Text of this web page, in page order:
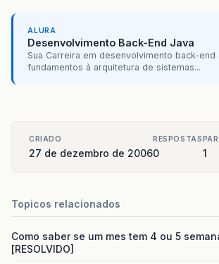
ALURA
Desenvolvimento Back-End Java
Sua Carreira em desenvolvimento back-end
fundamentos à arquitetura de sistemas...
CRIADO
27 de dezembro de 2006
RESPOSTAS
0 1
Topicos relacionados
Como saber se um mes tem 4 ou 5
[RESOLVIDO]